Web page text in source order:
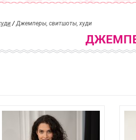
/Джемперы, свитшоты, худи